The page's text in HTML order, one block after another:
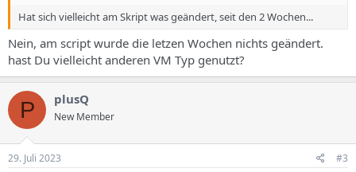
Hat sich vielleicht am Skript was geändert, seit den 2 Wochen...
Nein, am script wurde die letzen Wochen nichts geändert.
hast Du vielleicht anderen VM Typ genutzt?
P plusQ
New Member
29. Juli 2023 #3